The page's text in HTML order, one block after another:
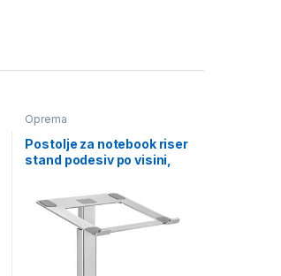
Oprema
Postolje za notebook riser
stand podesiv po visini,